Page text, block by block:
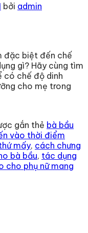
bởi admin
đặc biệt đến chế
gì? Hãy cùng tìm
có chế độ dinh
cho mẹ trong
gắn thẻ bà bầu
vào thời điểm
mấy, cách chưng
bà bầu, tác dụng
cho phụ nữ mang